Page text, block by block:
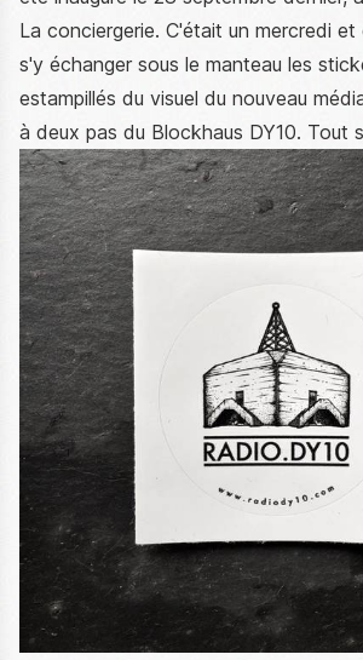
La conciergerie. C'était un mercredi
s'y échanger sous le manteau les
estampillés du visuel du nouveau
à deux pas du Blockhaus DY10. Tout